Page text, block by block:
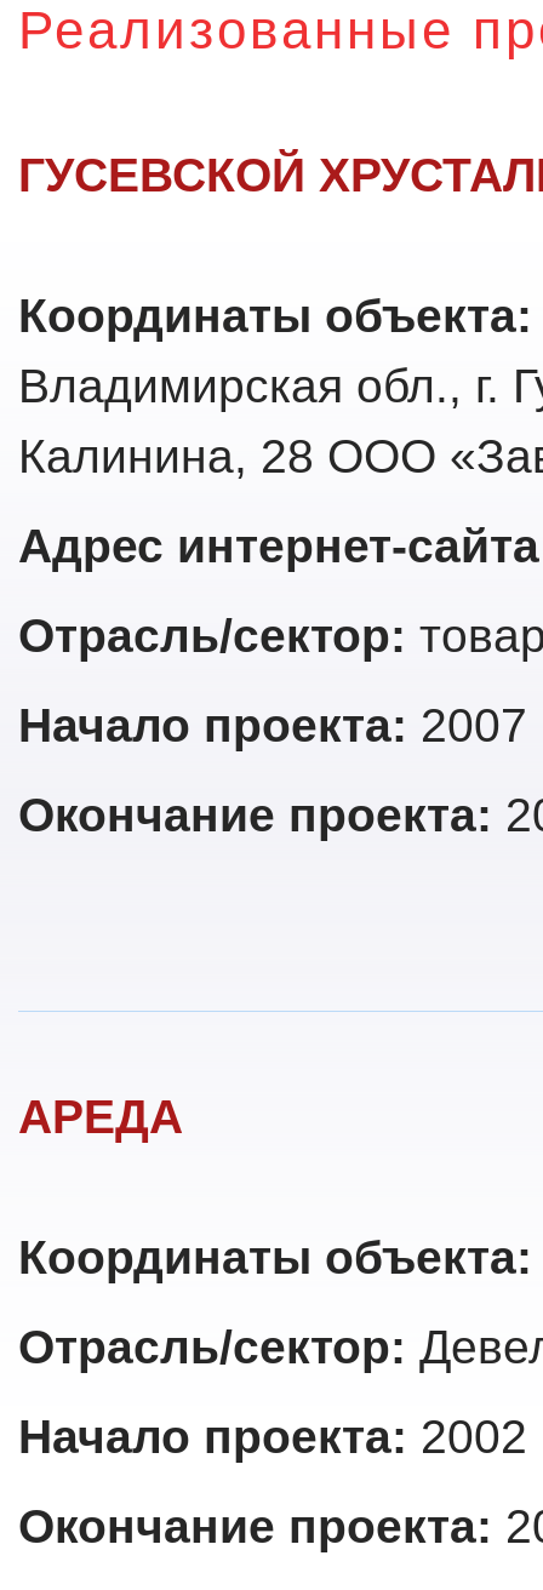
Реализованные
ГУСЕВСКОЙ
Координаты
Владимирская обл., г.
Калинина, 28 ООО
Адрес интернет-сайта
Отрасль/сектор:
Начало проекта: 2007
Окончание проекта:
АРЕДА
Координаты
Отрасль/сектор:
Начало проекта: 2002
Окончание проекта: